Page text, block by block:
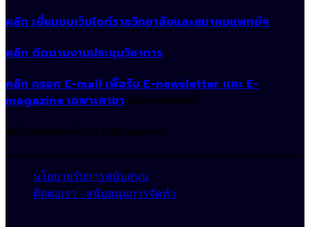
คลิก เยี่ยมชมเว็บไซต์ราชวิทยาลัยและสมาคมแพทย์ฯ
คลิก ติดตามงานประชุมวิชาการ
คลิก กรอก E-mail เพื่อรับ E-newsletter และ E-
magazine เฉพาะสาขา (เฉพาะแพทย์)
สนับสนุนการจัดทำ CIMjournal
นโยบายรับการสนับสนุน
ติดต่อเรา - สนับสนุนการจัดทำ